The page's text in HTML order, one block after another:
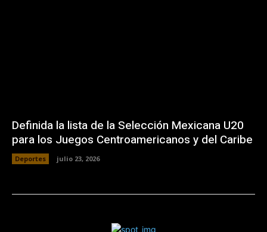
Definida la lista de la Selección Mexicana U20
para los Juegos Centroamericanos y del Caribe
Deportes julio 23, 2026